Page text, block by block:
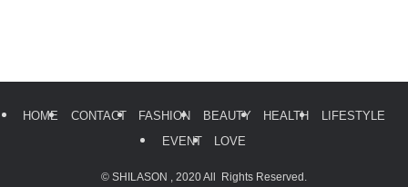
HOME CONTACT FASHION BEAUTY HEALTH
LIFESTYLE
EVENT
LOVE
© SHILASON , 2020 All Rights Reserved.